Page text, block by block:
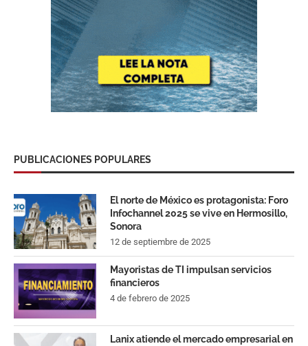
PUBLICACIONES POPULARES
El norte de México es protagonista: Foro
Infochannel 2025 se vive en Hermosillo,
Sonora
12 de septiembre de 2025
Mayoristas de TI impulsan servicios
financieros
4 de febrero de 2025
Lanix atiende el mercado empresarial en